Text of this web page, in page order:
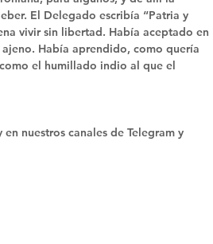
El Delegado escribía “Patria y
vivir sin libertad. Había aceptado en
Había aprendido, como quería
el humillado indio al que el
nuestros canales de Telegram y